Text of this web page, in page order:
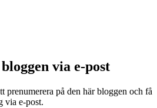
via e-post
prenumerera på den här bloggen och få
via e-post.